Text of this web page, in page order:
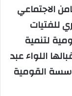
الاجتماعي
للفتيات
لتنمية
اللواء عبد
القومية